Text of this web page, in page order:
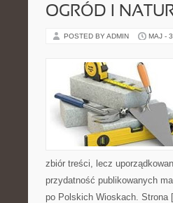
OGRÓD I
POSTED BY ADMIN MAJ -
zbiór treści, lecz
przydatność publikowanych
po Polskich Wioskach. Strona